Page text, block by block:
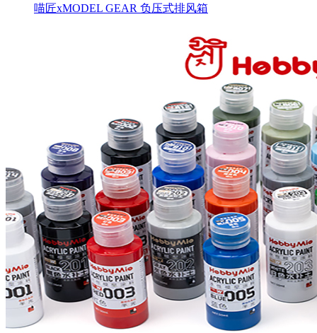
喵匠xMODEL GEAR 负压式排风箱